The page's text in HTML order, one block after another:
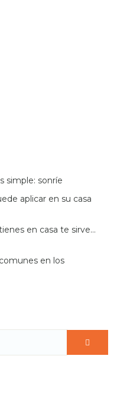
simple: sonríe
aplicar en su casa
en casa te sirve…
en los